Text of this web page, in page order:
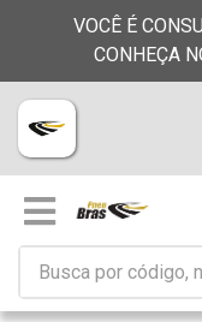
VOCÊ É
CONHEÇA